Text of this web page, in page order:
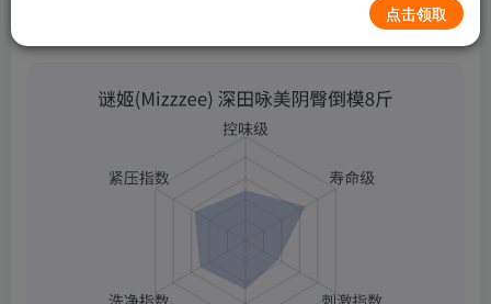
谜姬(Mizzzee) 深田咏美阴臀倒模8斤
点击领取